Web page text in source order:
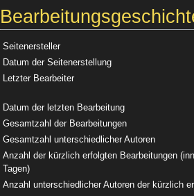
Seitenersteller
Datum der Seitenerstellung
Letzter Bearbeiter
Datum der letzten Bearbeitung
Gesamtzahl der Bearbeitungen
Gesamtzahl unterschiedlicher Autoren
Anzahl der kürzlich erfolgten Bearbeitungen
Tagen)
Anzahl unterschiedlicher Autoren der kürzlich